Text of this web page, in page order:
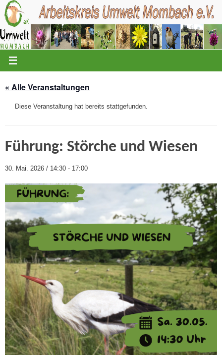
Zum
Inhalt
springen
« Alle Veranstaltungen
Diese Veranstaltung hat bereits stattgefunden.
Führung: Störche und Wiesen
30. Mai. 2026 / 14:30 - 17:00